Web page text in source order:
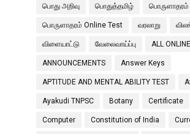
பொது அறிவு பொதுத்தமிழ் பொருளாதரம்
பொருளாதரம் Online Test வரலாறு
விளையாட்டு வேலைவாய்ப்பு ALL
ANNOUNCEMENTS Answer Keys
APTITUDE AND MENTAL ABILITY TEST
Ayakudi TNPSC Botany Certificate
Computer Constitution of India